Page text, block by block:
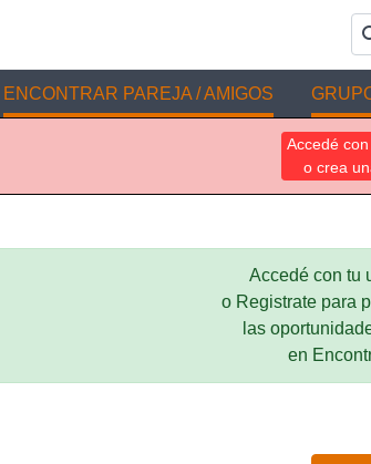
ENCONTRAR PAREJA / AMIGOS
Accedé
o crea
Accedé con tu
o Registrate para
las
en